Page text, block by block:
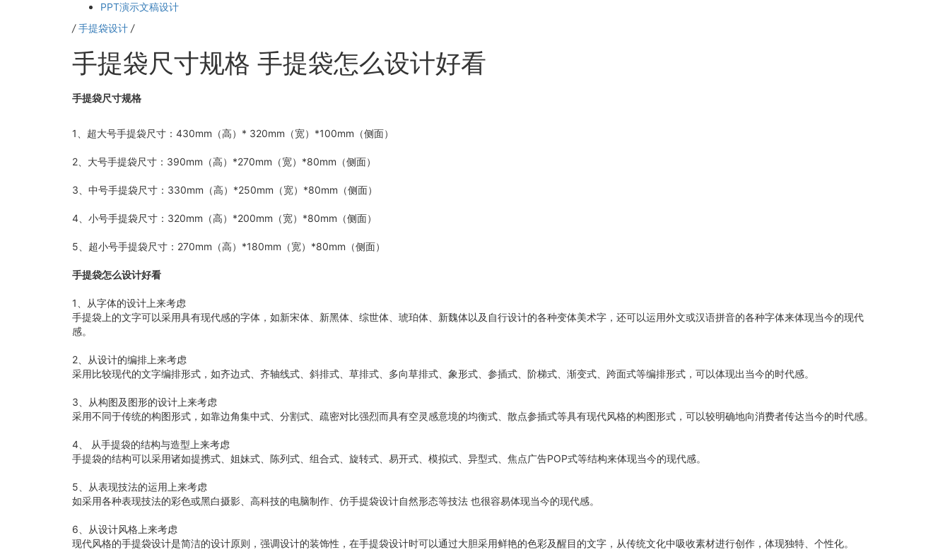
PPT演示文稿设计
/ 手提袋设计 /
手提袋尺寸规格 手提袋怎么设计好看
手提袋尺寸规格
1、超大号手提袋尺寸：430mm（高）* 320mm（宽）*100mm（侧面）
2、大号手提袋尺寸：390mm（高）*270mm（宽）*80mm（侧面）
3、中号手提袋尺寸：330mm（高）*250mm（宽）*80mm（侧面）
4、小号手提袋尺寸：320mm（高）*200mm（宽）*80mm（侧面）
5、超小号手提袋尺寸：270mm（高）*180mm（宽）*80mm（侧面）
手提袋怎么设计好看
1、从字体的设计上来考虑
手提袋上的文字可以采用具有现代感的字体，如新宋体、新黑体、综世体、琥珀体、新魏体以及自行设计的各种变体美术字，还可以运用外文或汉语拼音的各种字体来体现当今的现代
感。
2、从设计的编排上来考虑
采用比较现代的文字编排形式，如齐边式、齐轴线式、斜排式、草排式、多向草排式、象形式、参插式、阶梯式、渐变式、跨面式等编排形式，可以体现出当今的时代感。
3、从构图及图形的设计上来考虑
采用不同于传统的构图形式，如靠边角集中式、分割式、疏密对比强烈而具有空灵感意境的均衡式、散点参插式等具有现代风格的构图形式，可以较明确地向消费者传达当今的时代感。
4、 从手提袋的结构与造型上来考虑
手提袋的结构可以采用诸如提携式、姐妹式、陈列式、组合式、旋转式、易开式、模拟式、异型式、焦点广告POP式等结构来体现当今的现代感。
5、从表现技法的运用上来考虑
如采用各种表现技法的彩色或黑白摄影、高科技的电脑制作、仿手提袋设计自然形态等技法 也很容易体现当今的现代感。
6、从设计风格上来考虑
现代风格的手提袋设计是简洁的设计原则，强调设计的装饰性，在手提袋设计时可以通过大胆采用鲜艳的色彩及醒目的文字，从传统文化中吸收素材进行创作，体现独特、个性化。